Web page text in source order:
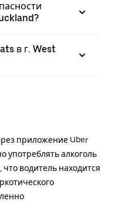
в г. West
приложение Uber
алкоголь
водитель находится